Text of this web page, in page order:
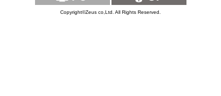
Copyright©Zeus co,Ltd. All Rights Reserved.